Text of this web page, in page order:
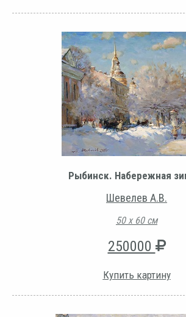
Рыбинск. Набережная
Шевелев А.В.
50 х 60 см
250000
Купить картину